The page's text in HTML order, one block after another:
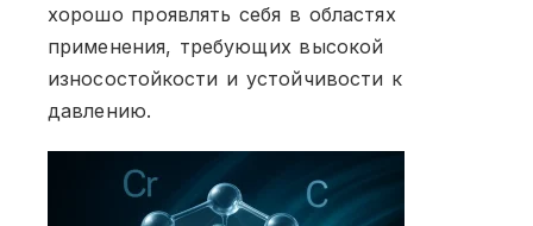
хорошо проявлять себя в областях
применения, требующих высокой
износостойкости и устойчивости к
давлению.